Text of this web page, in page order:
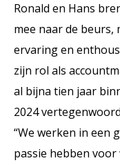
Ronald en Hans
mee naar de beurs,
ervaring en
zijn rol als
al bijna tien jaar
2024
“We werken in een
passie hebben